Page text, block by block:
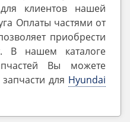
клиентов нашей
Оплаты частями от
приобрести
В нашем каталоге
Вы можете
запчасти для Hyundai